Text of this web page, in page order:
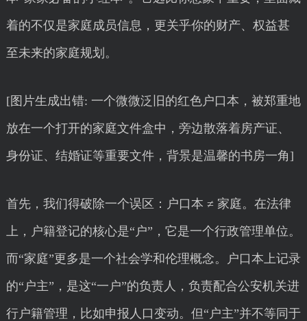
着的不仅是家庭成员信息，更关乎你的财产、权益甚
至未来的家庭规划。
[图片生成出错: 一个微微泛旧的红色户口本，被郑重地
放在一个打开的家庭文件盒中，旁边散落着房产证、
身份证、结婚证等重要文件，背景是温馨的书房一角]
首先，我们得破除一个误区：户口本 ≠ 家庭。在法律
上，户籍登记的核心是“户”，它是一个行政管理单位。
而“家庭”更多是一个社会学和伦理概念。户口本上记录
的“户主”，是这“一户”的负责人，负责配合公安机关进
行户籍管理，比如申报人口变动。但“户主”并不等同于